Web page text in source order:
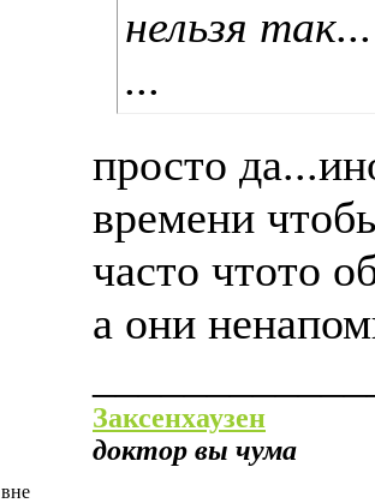
нельзя так...
...
просто
времени
часто чтото
а они
Заксенхаузен
доктор вы чума